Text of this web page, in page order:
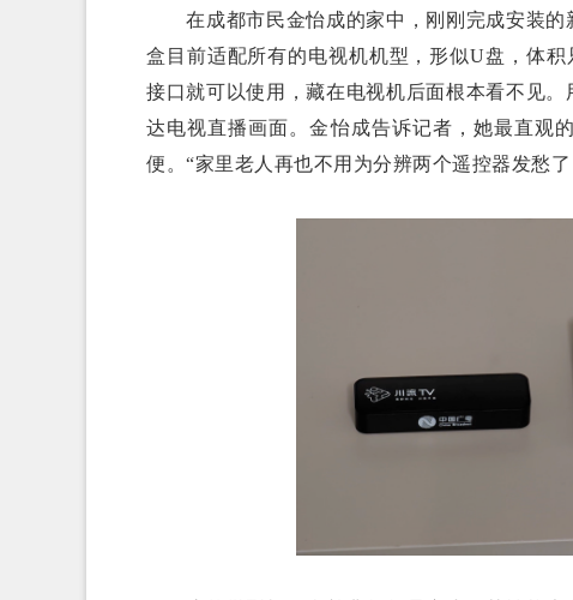
在成都市民金怡成的家中，刚刚完成安装的
盒目前适配所有的电视机机型，形似U盘，体
接口就可以使用，藏在电视机后面根本看不见
达电视直播画面。金怡成告诉记者，她最直观
便。“家里老人再也不用为分辨两个遥控器发愁